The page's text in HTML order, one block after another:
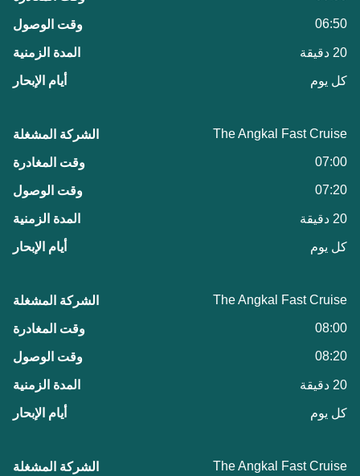
06:50
20 دقيقة
كل يوم
The Angkal Fast Cruise
07:00
07:20
20 دقيقة
كل يوم
The Angkal Fast Cruise
08:00
08:20
20 دقيقة
كل يوم
The Angkal Fast Cruise